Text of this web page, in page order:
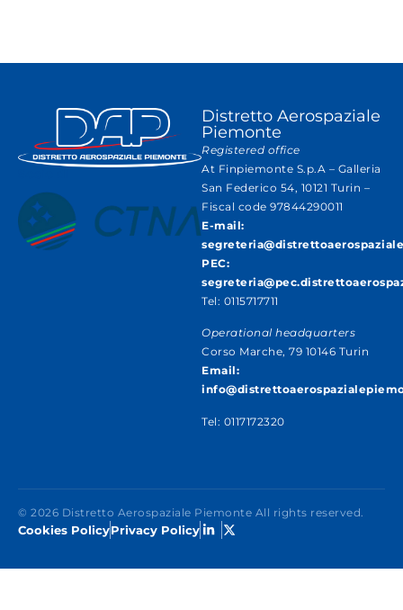
Distretto Aerospaziale
Piemonte
Registered office
At Finpiemonte S.p.A – Galleria
San Federico 54, 10121 Turin –
Fiscal code 97844290011
E-mail:
PEC:
Tel: 0115717711
Operational headquarters
Corso Marche, 79 10146 Turin
Email:
Tel: 0117172320
© 2026 Distretto Aerospaziale Piemonte All rights reserved.
Cookies PolicyPrivacy Policy